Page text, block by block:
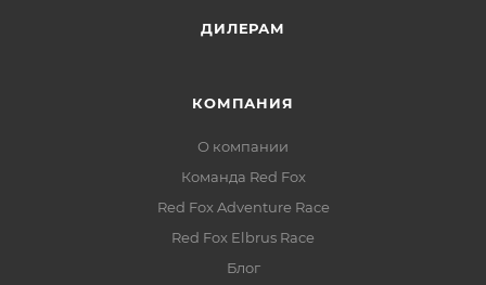
ДИЛЕРАМ
КОМПАНИЯ
О компании
Команда Red Fox
Red Fox Adventure Race
Red Fox Elbrus Race
Блог